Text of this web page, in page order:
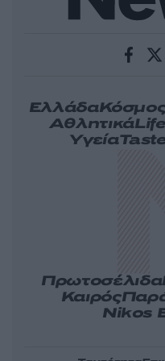
Ελλάδα
Αθλητικά
Υγεία
Πρωτοσέλιδα
Καιρός
Nikos